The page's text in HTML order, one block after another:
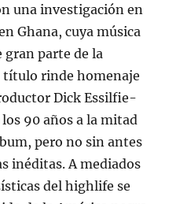
una investigación en
Ghana, cuya música
parte de la
título rinde homenaje
Dick Essilfie-
90 años a la mitad
pero no sin antes
inéditas. A mediados
del highlife se